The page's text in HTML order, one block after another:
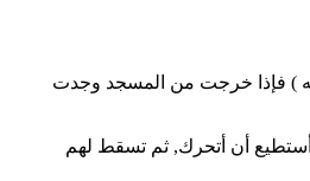
) فإذا خرجت من المسجد وجدت
أستطيع أن أتحرك, ثم تسقط لهم